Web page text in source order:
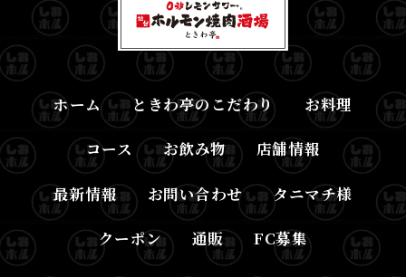
ホーム ときわ亭のこだわり お料理
コース お飲み物 店舗情報
最新情報 お問い合わせ タニマチ様
クーポン 通販 FC募集